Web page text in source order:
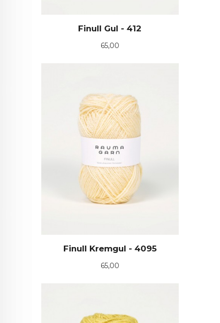
Finull Gul - 412
Pris
65,00
Finull Kremgul - 4095
Pris
65,00